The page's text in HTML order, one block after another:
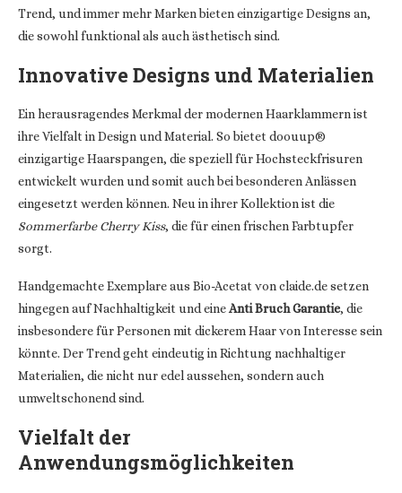
Trend, und immer mehr Marken bieten einzigartige Designs an,
die sowohl funktional als auch ästhetisch sind.
Innovative Designs und Materialien
Ein herausragendes Merkmal der modernen Haarklammern ist
ihre Vielfalt in Design und Material. So bietet doouup®
einzigartige Haarspangen, die speziell für Hochsteckfrisuren
entwickelt wurden und somit auch bei besonderen Anlässen
eingesetzt werden können. Neu in ihrer Kollektion ist die
Sommerfarbe Cherry Kiss, die für einen frischen Farbtupfer
sorgt.
Handgemachte Exemplare aus Bio-Acetat vonclaide.desetzen
hingegen auf Nachhaltigkeit und eineAnti Bruch Garantie, die
insbesondere für Personen mit dickerem Haar von Interesse sein
könnte. Der Trend geht eindeutig in Richtung nachhaltiger
Materialien, die nicht nur edel aussehen, sondern auch
umweltschonend sind.
Vielfalt der
Anwendungsmöglichkeiten